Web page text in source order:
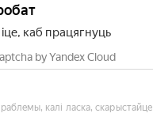
каб працягнуць
by Yandex Cloud
калі ласка, скарыстайце